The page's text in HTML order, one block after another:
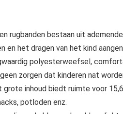
rugbanden bestaan uit
en het dragen van het kind
polyesterweefsel,
zorgen dat kinderen nat
inhoud biedt ruimte voor
potloden enz.